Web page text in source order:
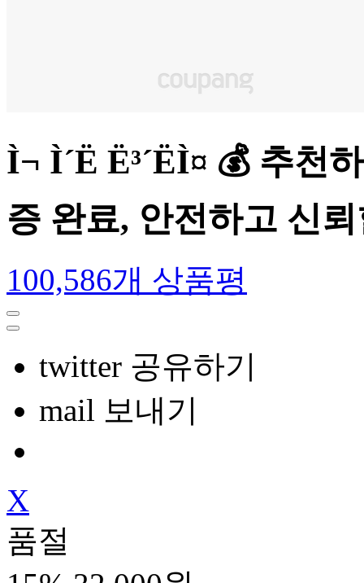
Ì¬ Ì´Ë Ë³´ËÌ¤ 💰
증 완료, 안전하고 신
100,586개 상품평
twitter 공유하기
mail 보내기
X
품절